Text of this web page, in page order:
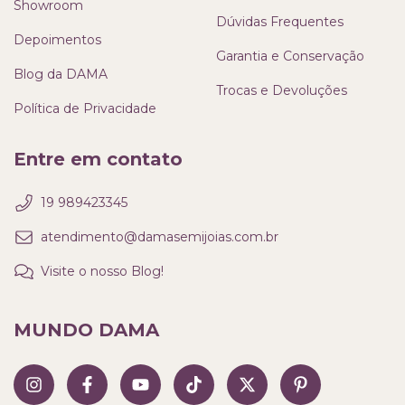
Showroom
Depoimentos
Blog da DAMA
Política de Privacidade
Dúvidas Frequentes
Garantia e Conservação
Trocas e Devoluções
Entre em contato
19 989423345
atendimento@damasemijoias.com.br
Visite o nosso Blog!
MUNDO DAMA